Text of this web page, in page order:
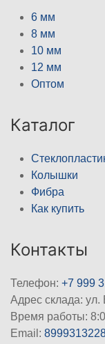
6 мм
8 мм
10 мм
12 мм
Оптом
Каталог
Колышки
Фибра
Как купить
Контакты
Телефон: +7 999
Адрес склада:
Время работы:
Email: